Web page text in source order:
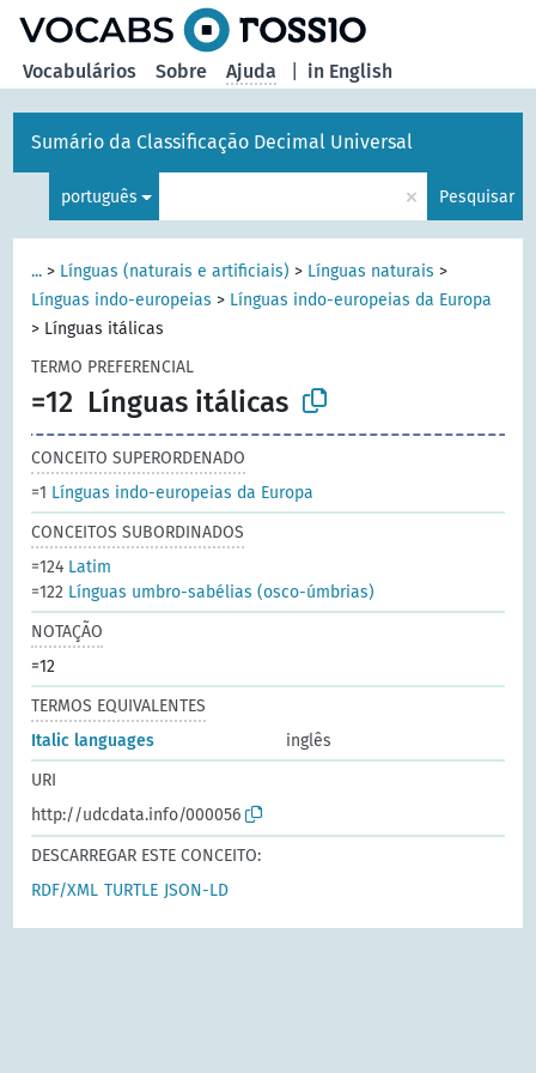
in English
Vocabulários Sobre Ajuda
Sumário da Classificação Decimal Universal
português × Pesquisar
... > Línguas (naturais e artificiais) > Línguas naturais >
Línguas indo-europeias > Línguas indo-europeias da Europa
> Línguas itálicas
TERMO PREFERENCIAL
=12 Línguas itálicas
CONCEITO SUPERORDENADO
=1 Línguas indo-europeias da Europa
CONCEITOS SUBORDINADOS
=124 Latim
=122 Línguas umbro-sabélias (osco-úmbrias)
NOTAÇÃO
=12
TERMOS EQUIVALENTES
Italic languages
inglês
URI
http://udcdata.info/000056
DESCARREGAR ESTE CONCEITO:
RDF/XML TURTLE JSON-LD